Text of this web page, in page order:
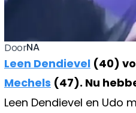
DoorNA
Leen Dendievel (40)
Mechels (47). Nu
Leen Dendievel en Udo